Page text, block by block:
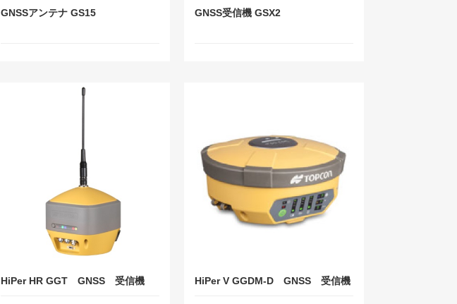
GNSSアンテナ GS15 GNSS受信機 GSX2
HiPer HR GGT GNSS 受信機 HiPer V GGDM-D GNSS 受信機